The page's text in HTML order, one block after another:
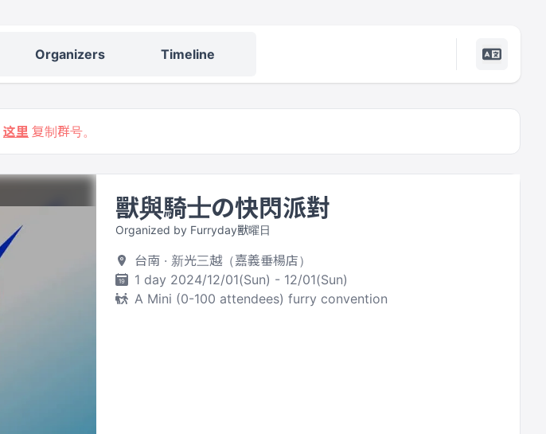
Organizers Timeline
这里 复制群号。
獸與騎士の快閃派對
Organized by Furryday獸曜日
台南 · 新光三越（嘉義垂楊店）
1 day 2024/12/01(Sun) - 12/01(Sun)
A Mini (0-100 attendees) furry convention